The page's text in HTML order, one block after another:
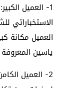
1- العميل
الاستخباراتي
العميل مكانة
ياسين
2- العميل